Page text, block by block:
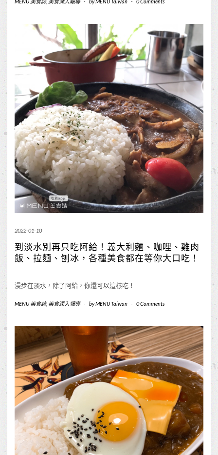
2022-01-10
到淡水別再只吃阿給！義大利麵、咖哩、雞肉
飯、拉麵、刨冰，各種美食都在等你大口吃！
漫步在淡水，除了阿給，你還可以這樣吃！
MENU 美食誌, 美食深入報導 - byMENU Taiwan - 0 Comments